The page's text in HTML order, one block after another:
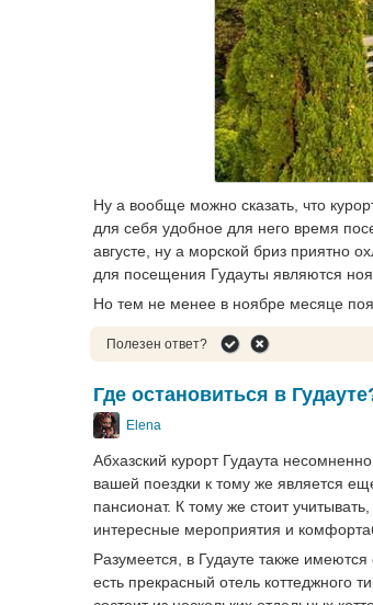
Ну а вообще можно сказать, что
для себя удобное для него время
августе, ну а морской бриз приятно
для посещения Гудауты являются
Но тем не менее в ноябре месяце
Полезен ответ?
Где остановиться в
Elena
Абхазский курорт Гудаута
вашей поездки к тому же является
пансионат. К тому же стоит
интересные мероприятия и
Разумеется, в Гудауте также
есть прекрасный отель коттеджного